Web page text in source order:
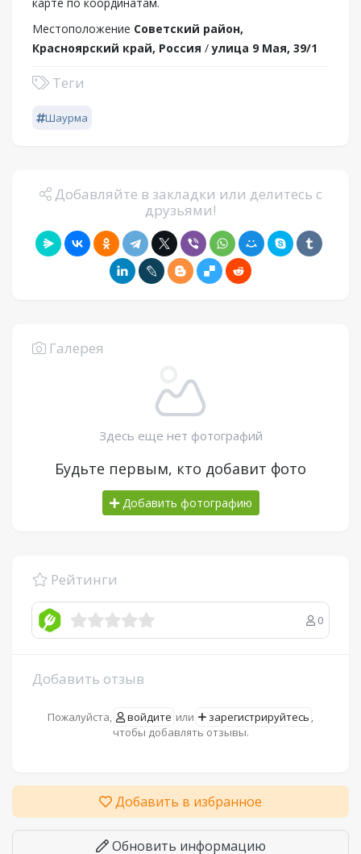
Местоположение Советский район,
Красноярский край, Россия /улица 9 Мая, 39/1
Теги
Шаурма
Добавляйте в закладки или делитесь с
друзьями!
Галерея
Здесь еще нет фотографий
Будьте первым, кто добавит фото
Добавить фотографию
Рейтинги
0
Добавить отзыв
Пожалуйста, войдите или зарегистрируйтесь ,
чтобы добавлять отзывы.
Добавить в избранное
Обновить информацию